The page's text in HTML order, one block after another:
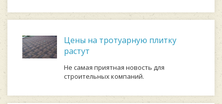
Цены на тротуарную плитку
растут
Не самая приятная новость для
строительных компаний.